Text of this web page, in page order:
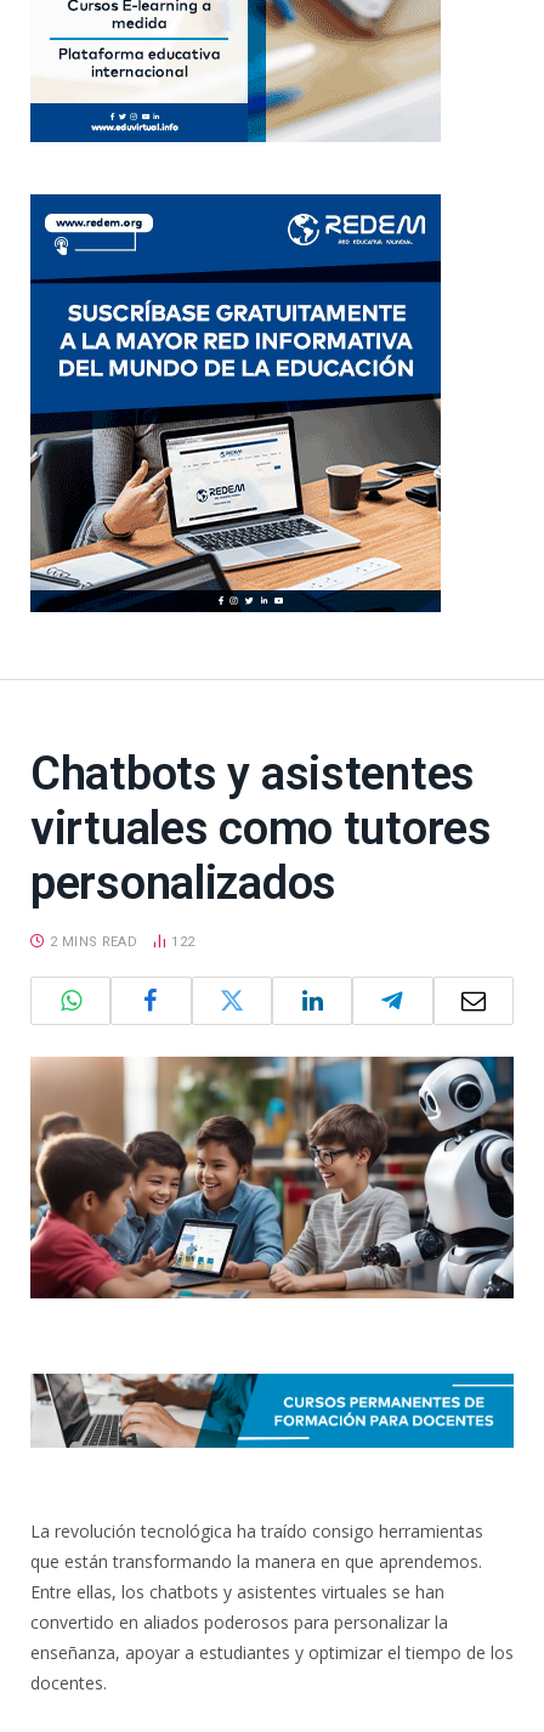
Chatbots y asistentes
virtuales como tutores
personalizados
2 MINS READ 122
La revolución tecnológica ha traído consigo herramientas
que están transformando la manera en que aprendemos.
Entre ellas, los chatbots y asistentes virtuales se han
convertido en aliados poderosos para personalizar la
enseñanza, apoyar a estudiantes y optimizar el tiempo de los
docentes.